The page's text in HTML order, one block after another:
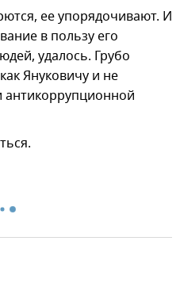
ее упорядочивают. И
в пользу его
удалось. Грубо
Януковичу и не
антикоррупционной